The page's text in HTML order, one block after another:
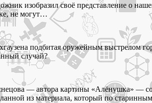
изобразил своё представление о
не могут…
подбитая оружейным выстрелом
случай?
— автора картины «Алёнушка» —
из материала, который по